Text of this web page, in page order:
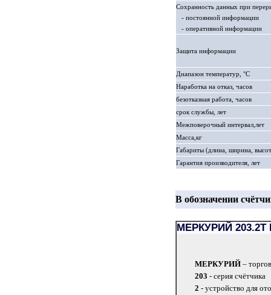
Сохранность данных при
- постоянной информации
- оперативной информации
Защита информации
Диапазон температур, °С
Наработка на отказ, часов
безотказная работа, часов
срок службы, лет
Межповерочный интервал,лет
Масса,кг
Габариты (длина, ширина,
Гарантия производителя, лет
В обозначении
МЕРКУРИЙ 203.2T
МЕРКУРИЙ –
203 - серия счётчика
2 - устройство для